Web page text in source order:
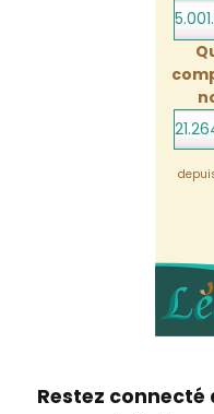
Restez connecté